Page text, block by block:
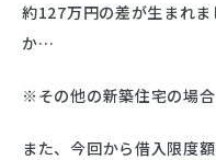
約127万円の差が生まれ
か…
※その他の新築住宅の場合
また、今回から借入限度